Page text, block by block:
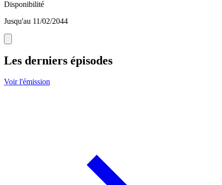
Disponibilité
Jusqu'au 11/02/2044
Les derniers épisodes
Voir l'émission